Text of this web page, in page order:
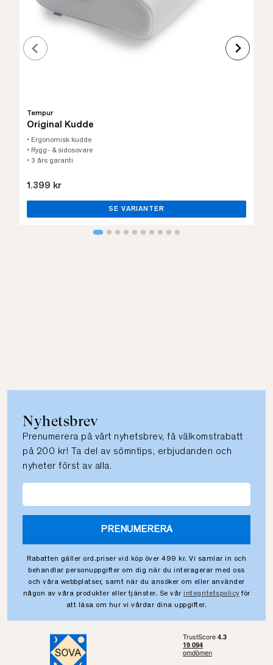
Tempur
Original Kudde
• Ergonomisk kudde
• Rygg- & sidosovare
• 3 års garanti
1.399 kr
SE VARIANTER
Nyhetsbrev
Prenumerera på vårt nyhetsbrev, få välkomstrabatt
på 200 kr! Ta del av sömntips, erbjudanden och
nyheter först av alla.
PRENUMERERA
Rabatten gäller ord.priser vid köp över 499 kr. Vi samlar in och
behandlar personuppgifter om dig när du interagerar med oss
och våra webbplatser, samt när du ansöker om eller använder
någon av våra produkter eller tjänster. Se vår integritetspolicy för
att läsa om hur vi vårdar dina uppgifter.